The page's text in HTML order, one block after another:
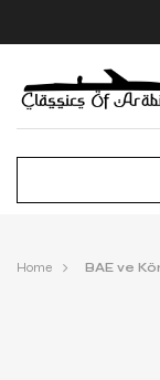
Home BAE ve